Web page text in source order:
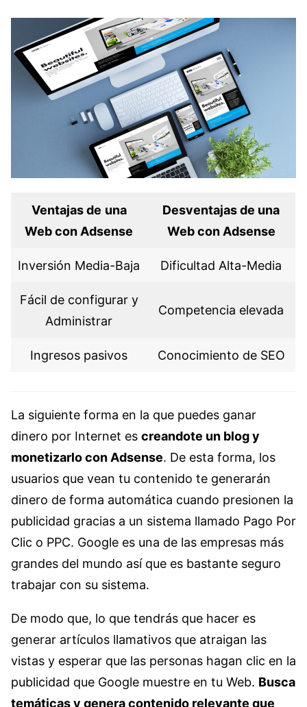
Ventajas de una
Web con Adsense
Desventajas de una
Web con Adsense
Inversión Media-Baja Dificultad Alta-Media
Fácil de configurar y
Administrar
Competencia elevada
Ingresos pasivos Conocimiento de SEO
La siguiente forma en la que puedes ganar
dinero por Internet es creandote un blog y
monetizarlo con Adsense. De esta forma, los
usuarios que vean tu contenido te generarán
dinero de forma automática cuando presionen la
publicidad gracias a un sistema llamado Pago Por
Clic o PPC. Google es una de las empresas más
grandes del mundo así que es bastante seguro
trabajar con su sistema.
De modo que, lo que tendrás que hacer es
generar artículos llamativos que atraigan las
vistas y esperar que las personas hagan clic en la
publicidad que Google muestre en tu Web. Busca
temáticas y genera contenido relevante que